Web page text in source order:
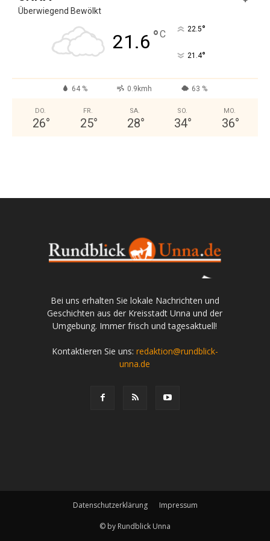
Überwiegend Bewölkt
21.6 °C 22.5°
21.4°
64 % 0.9kmh 63 %
DO.
26°
FR.
25°
SA.
28°
SO.
34°
MO.
36°
Bei uns erhalten Sie lokale Nachrichten und
Geschichten aus der Kreisstadt Unna und der
Umgebung. Immer frisch und tagesaktuell!
Kontaktieren Sie uns: redaktion@rundblick-
unna.de
Datenschutzerklärung Impressum
© by Rundblick Unna